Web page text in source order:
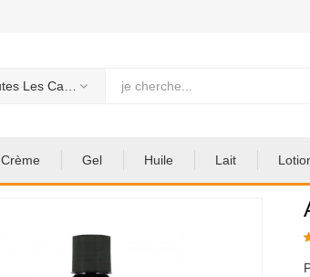
Crème Gel Huile Lait